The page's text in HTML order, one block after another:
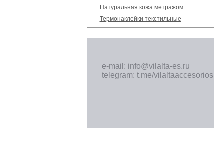
Натуральная кожа метражом
Термонаклейки текстильные
e-mail: info@vilalta-es.ru
telegram: t.me/vilaltaaccesorios